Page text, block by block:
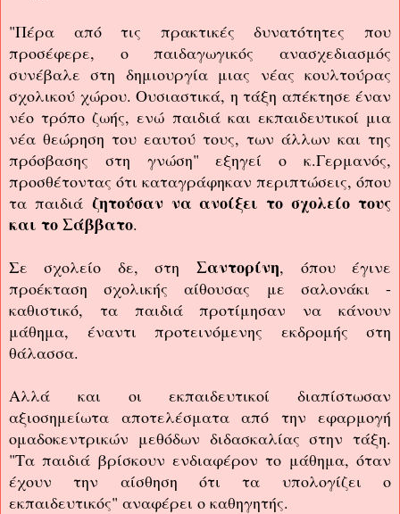
"Πέρα από τις πρακτικές δυνατότητες που
προσέφερε, ο παιδαγωγικός ανασχεδιασμός
συνέβαλε στη δημιουργία μιας νέας κουλτούρας
σχολικού χώρου. Ουσιαστικά, η τάξη απέκτησε έναν
νέο τρόπο ζωής, ενώ παιδιά και εκπαιδευτικοί μια
νέα θεώρηση του εαυτού τους, των άλλων και της
πρόσβασης στη γνώση" εξηγεί ο κ.Γερμανός,
προσθέτοντας ότι καταγράφηκαν περιπτώσεις, όπου
τα παιδιά ζητούσαν να ανοίξει το σχολείο τους
και το Σάββατο.
Σε σχολείο δε, στηΣαντορίνη, όπου έγινε
προέκταση σχολικής αίθουσας με σαλονάκι -
καθιστικό, τα παιδιά προτίμησαν να κάνουν
μάθημα, έναντι προτεινόμενης εκδρομής στη
θάλασσα.
Αλλά και οι εκπαιδευτικοί διαπίστωσαν
αξιοσημείωτα αποτελέσματα από την εφαρμογή
ομαδοκεντρικών μεθόδων διδασκαλίας στην τάξη.
"Τα παιδιά βρίσκουν ενδιαφέρον το μάθημα, όταν
έχουν την αίσθηση ότι τα υπολογίζει ο
εκπαιδευτικός" αναφέρει ο καθηγητής.